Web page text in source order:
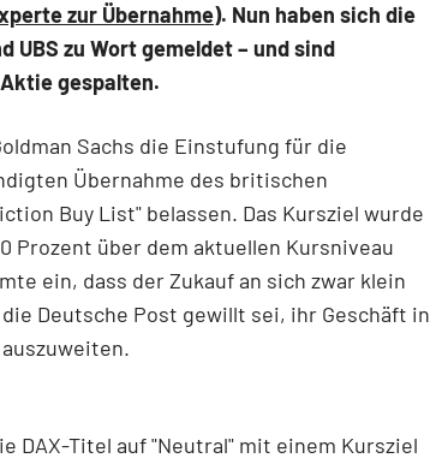
zur Übernahme). Nun haben sich die
UBS zu Wort gemeldet – und sind
gespalten.
Sachs die Einstufung für die
Übernahme des britischen
Buy List" belassen. Das Kursziel wurde
Prozent über dem aktuellen Kursniveau
ein, dass der Zukauf an sich zwar klein
Deutsche Post gewillt sei, ihr Geschäft in
DAX-Titel auf "Neutral" mit einem Kursziel